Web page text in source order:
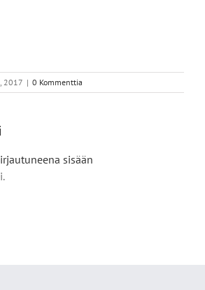
2017 | 0 Kommenttia
sisään